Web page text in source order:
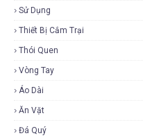
Sử Dụng
Thiết Bị Cắm Trại
Thói Quen
Vòng Tay
Áo Dài
Ăn Vặt
Đá Quý